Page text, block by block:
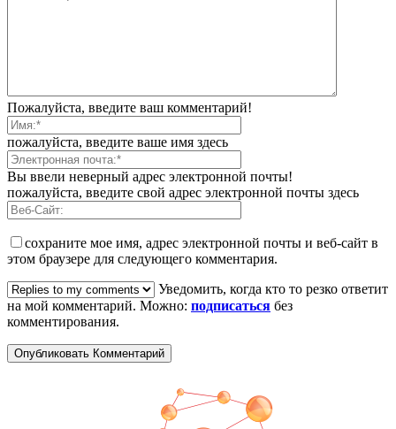
Пожалуйста, введите ваш комментарий!
пожалуйста, введите ваше имя здесь
Вы ввели неверный адрес электронной почты!
пожалуйста, введите свой адрес электронной почты здесь
сохраните мое имя, адрес электронной почты и веб-сайт в
этом браузере для следующего комментария.
Уведомить, когда кто то резко ответит
на мой комментарий. Можно: подписаться без
комментирования.